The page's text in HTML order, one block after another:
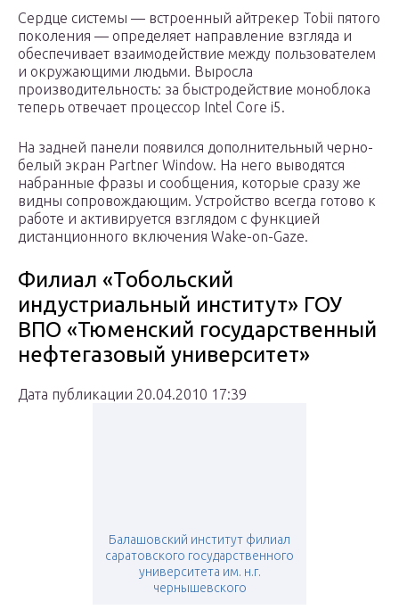
Сердце системы — встроенный айтрекер Tobii пятого
поколения — определяет направление взгляда и
обеспечивает взаимодействие между пользователем
и окружающими людьми. Выросла
производительность: за быстродействие моноблока
теперь отвечает процессор Intel Core i5.
На задней панели появился дополнительный черно-
белый экран Partner Window. На него выводятся
набранные фразы и сообщения, которые сразу же
видны сопровождающим. Устройство всегда готово к
работе и активируется взглядом с функцией
дистанционного включения Wake-on-Gaze.
Филиал «Тобольский
индустриальный институт» ГОУ
ВПО «Тюменский государственный
нефтегазовый университет»
Дата публикации 20.04.2010 17:39
Балашовский институт филиал
саратовского государственного
университета им. н.г.
чернышевского